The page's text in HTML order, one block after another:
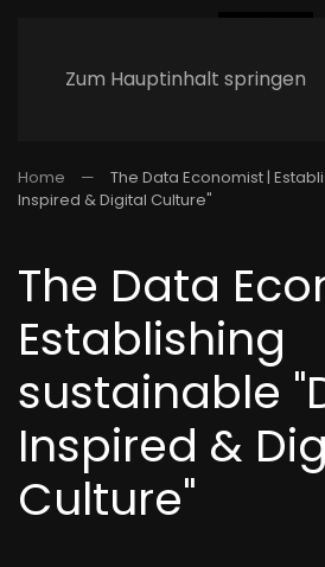
Zum Hauptinhalt springen
Home
The Data Economist |
Inspired & Digital Culture"
The Data
Establishing
sustainable
Inspired &
Culture"